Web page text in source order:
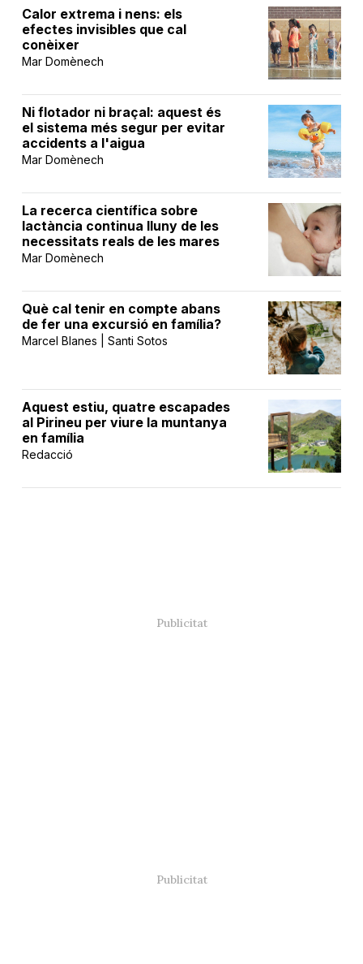
Calor extrema i nens: els
efectes invisibles que cal
conèixer
Mar Domènech
Ni flotador ni braçal: aquest és
el sistema més segur per evitar
accidents a l'aigua
Mar Domènech
La recerca científica sobre
lactància continua lluny de les
necessitats reals de les mares
Mar Domènech
Què cal tenir en compte abans
de fer una excursió en família?
Marcel Blanes | Santi Sotos
Aquest estiu, quatre escapades
al Pirineu per viure la muntanya
en família
Redacció